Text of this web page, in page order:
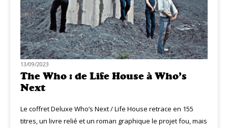
13/09/2023
The Who : de Life House à Who’s
Next
Le coffret Deluxe Who’s Next / Life House retrace en 155
titres, un livre relié et un roman graphique le projet fou, mais